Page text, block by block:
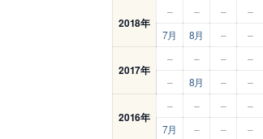
2018年
– – – –
7月
8月 – –
2017年
– – – –
–
8月 – –
2016年
– – – –
7月
– – –